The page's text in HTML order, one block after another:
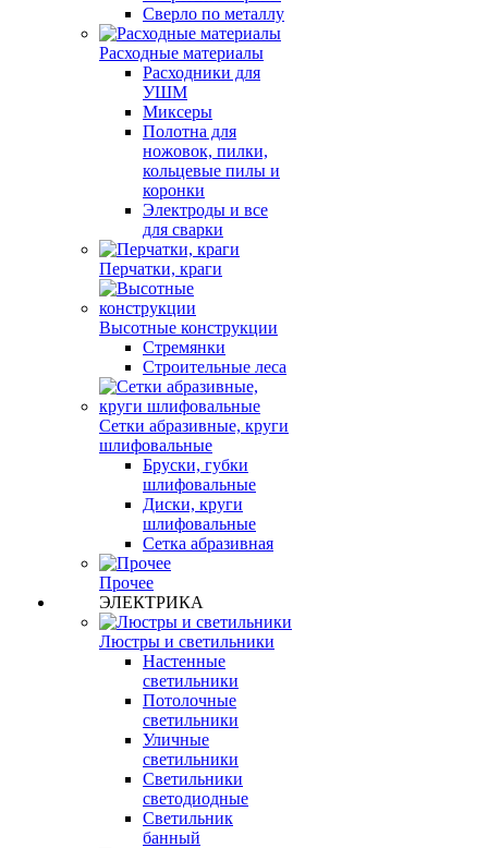
Сверло по металлу
Расходные материалы
Расходники для
УШМ
Миксеры
Полотна для
ножовок, пилки,
кольцевые пилы и
коронки
Электроды и все
для сварки
Перчатки, краги
Высотные конструкции
Стремянки
Строительные леса
Сетки абразивные, круги
шлифовальные
Бруски, губки
шлифовальные
Диски, круги
шлифовальные
Сетка абразивная
Прочее
ЭЛЕКТРИКА
Люстры и светильники
Настенные
светильники
Потолочные
светильники
Уличные
светильники
Светильники
светодиодные
Светильник
банный